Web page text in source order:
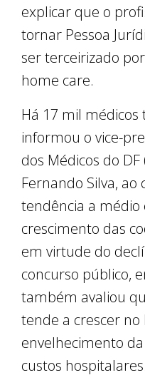
explicar que o
tornar Pessoa
ser terceirizado
home care.
Há 17 mil médicos
informou o vice-
dos Médicos do
Fernando Silva, ao
tendência a médio
crescimento das
em virtude do
concurso público,
também avaliou
tende a crescer no
envelhecimento
custos hospitalares.